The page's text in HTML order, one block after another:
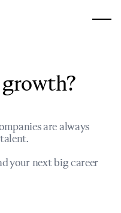
are always
your next big career